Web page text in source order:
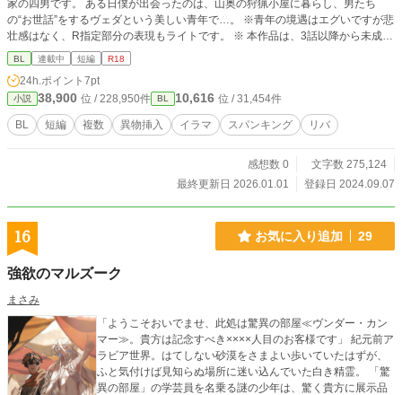
家の四男です。 ある日僕が出会ったのは、山奥の狩猟小屋に暮らし、男たち
の“お世話”をするヴェダという美しい青年で…。 ※青年の境遇はエグいですが悲
壮感はなく、R指定部分の表現もライトです。 ※ 本作品は、3話以降から未成年
者が複数人と性交する描写があります。ご不快に思われる恐れがある方は、読む
ことをお控えください。 ※『横書き』方向に設定してお読みください。
BL 連載中 短編 R18
24h.ポイント 7pt
小説 38,900 位 / 228,950件 BL 10,616 位 / 31,454件
BL 短編 複数 異物挿入 イラマ スパンキング リバ
感想数 0
文字数 275,124
最終更新日 2026.01.01
登録日 2024.09.07
16 お気に入り追加 29
強欲のマルズーク
まさみ
「ようこそおいでませ、此処は驚異の部屋≪ヴンダー・カン
マー≫。貴方は記念すべき××××人目のお客様です」 紀元前ア
ラビア世界。はてしない砂漠をさまよい歩いていたはずが、
ふと気付けば見知らぬ場所に迷い込んでいた白き精霊。 「驚
異の部屋」の学芸員を名乗る謎の少年は、驚く貴方に展示品